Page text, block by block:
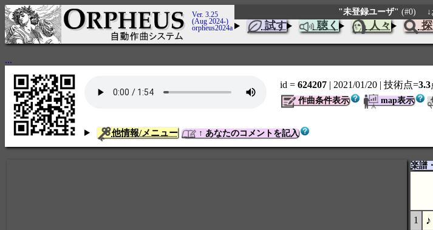
Ver. 3.25
(Aug 2024-)
orpheus2024a
"未登録ユーザ" (#0)
試す 聴く 人々
...
id = 624207 | 2021/01/20 | 技術点=3.3
作曲条件表示 map表示
他情報/メニュー ↑ あなたのコメントを記入
楽譜
1
♪